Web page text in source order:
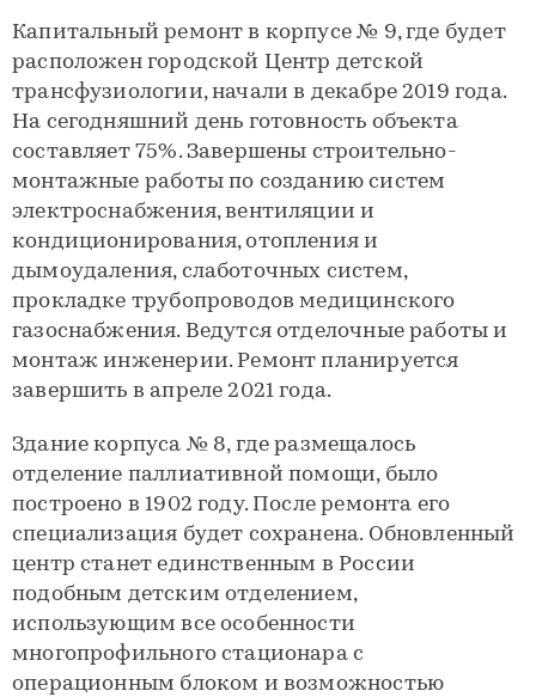
Капитальный ремонт в корпусе № 9, где будет
расположен городской Центр детской
трансфузиологии, начали в декабре 2019 года.
На сегодняшний день готовность объекта
составляет 75%. Завершены строительно-
монтажные работы по созданию систем
электроснабжения, вентиляции и
кондиционирования, отопления и
дымоудаления, слаботочных систем,
прокладке трубопроводов медицинского
газоснабжения. Ведутся отделочные работы и
монтаж инженерии. Ремонт планируется
завершить в апреле 2021 года.
Здание корпуса № 8, где размещалось
отделение паллиативной помощи, было
построено в 1902 году. После ремонта его
специализация будет сохранена. Обновленный
центр станет единственным в России
подобным детским отделением,
использующим все особенности
многопрофильного стационара с
операционным блоком и возможностью